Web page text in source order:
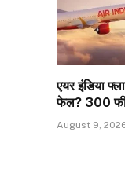
एयर इंडिया
फेल? 300
August 9,